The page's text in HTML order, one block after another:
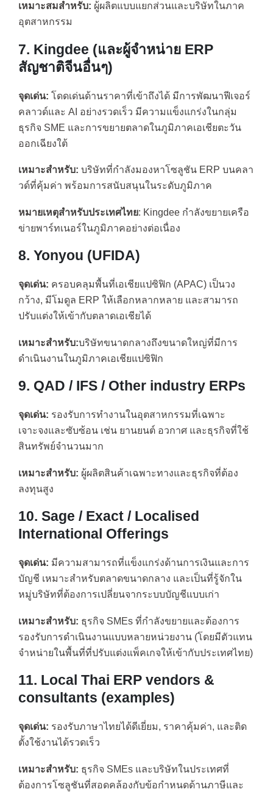
เหมาะสมสำหรับ: ผู้ผลิตแบบแยกส่วนและบริษัทในภาค
อุตสาหกรรม
7. Kingdee (และผู้จำหน่าย ERP
สัญชาติจีนอื่นๆ)
จุดเด่น: โดดเด่นด้านราคาที่เข้าถึงได้ มีการพัฒนาฟีเจอร์
คลาวด์และ AI อย่างรวดเร็ว มีความแข็งแกร่งในกลุ่ม
ธุรกิจ SME และการขยายตลาดในภูมิภาคเอเชียตะวัน
ออกเฉียงใต้
เหมาะสำหรับ: บริษัทที่กำลังมองหาโซลูชัน ERP บนคลา
วด์ที่คุ้มค่า พร้อมการสนับสนุนในระดับภูมิภาค
หมายเหตุสำหรับประเทศไทย: Kingdee กำลังขยายเครือ
ข่ายพาร์ทเนอร์ในภูมิภาคอย่างต่อเนื่อง
8. Yonyou (UFIDA)
จุดเด่น: ครอบคลุมพื้นที่เอเชียแปซิฟิก (APAC) เป็นวง
กว้าง, มีโมดูล ERP ให้เลือกหลากหลาย และสามารถ
ปรับแต่งให้เข้ากับตลาดเอเชียได้
เหมาะสำหรับ:บริษัทขนาดกลางถึงขนาดใหญ่ที่มีการ
ดำเนินงานในภูมิภาคเอเชียแปซิฟิก
9. QAD / IFS / Other industry ERPs
จุดเด่น: รองรับการทำงานในอุตสาหกรรมที่เฉพาะ
เจาะจงและซับซ้อน เช่น ยานยนต์ อวกาศ และธุรกิจที่ใช้
สินทรัพย์จำนวนมาก
เหมาะสำหรับ: ผู้ผลิตสินค้าเฉพาะทางและธุรกิจที่ต้อง
ลงทุนสูง
10. Sage / Exact / Localised
International Offerings
จุดเด่น: มีความสามารถที่แข็งแกร่งด้านการเงินและการ
บัญชี เหมาะสำหรับตลาดขนาดกลาง และเป็นที่รู้จักใน
หมู่บริษัทที่ต้องการเปลี่ยนจากระบบบัญชีแบบเก่า
เหมาะสำหรับ: ธุรกิจ SMEs ที่กำลังขยายและต้องการ
รองรับการดำเนินงานแบบหลายหน่วยงาน (โดยมีตัวแทน
จำหน่ายในพื้นที่ที่ปรับแต่งแพ็คเกจให้เข้ากับประเทศไทย)
11. Local Thai ERP vendors &
consultants (examples)
จุดเด่น: รองรับภาษาไทยได้ดีเยี่ยม, ราคาคุ้มค่า, และติด
ตั้งใช้งานได้รวดเร็ว
เหมาะสำหรับ: ธุรกิจ SMEs และบริษัทในประเทศที่
ต้องการโซลูชันที่สอดคล้องกับข้อกำหนดด้านภาษีและ